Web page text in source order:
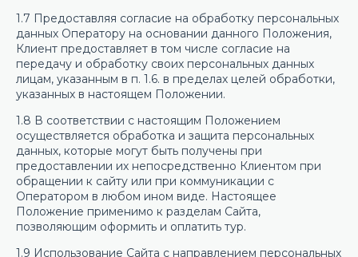
1.7 Предоставляя согласие на обработку персональных
данных Оператору на основании данного Положения,
Клиент предоставляет в том числе согласие на
передачу и обработку своих персональных данных
лицам, указанным в п. 1.6. в пределах целей обработки,
указанных в настоящем Положении.
1.8 В соответствии с настоящим Положением
осуществляется обработка и защита персональных
данных, которые могут быть получены при
предоставлении их непосредственно Клиентом при
обращении к сайту или при коммуникации с
Оператором в любом ином виде. Настоящее
Положение применимо к разделам Сайта,
позволяющим оформить и оплатить тур.
1.9 Использование Сайта с направлением персональных